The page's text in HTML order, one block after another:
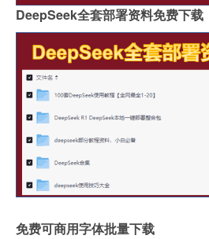
DeepSeek全套部署资料免费下载
免费可商用字体批量下载